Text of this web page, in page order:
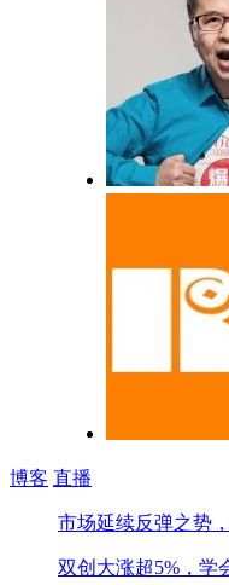
博客 直播
市场延续反弹之势
双创大涨超5%，学